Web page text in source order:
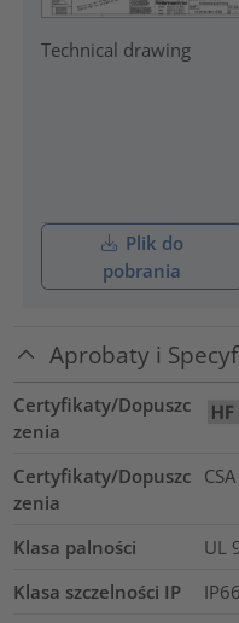
Technical drawing
Plik do
pobrania
Aprobaty i
Certyfikaty/Dopuszc
zenia
Certyfikaty/Dopuszc
zenia
Klasa palności
UL
Klasa szczelności IP
IP66